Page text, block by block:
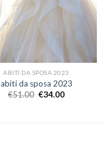
ABITI DA SPOSA 2023
abiti da sposa 2023
€51.00 €34.00